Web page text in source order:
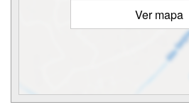
Ver mapa